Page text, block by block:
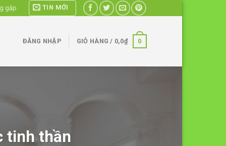
gặp TIN MỚI
ĐĂNG NHẬP GIỎ HÀNG / 0,0₫ 0
tinh thần